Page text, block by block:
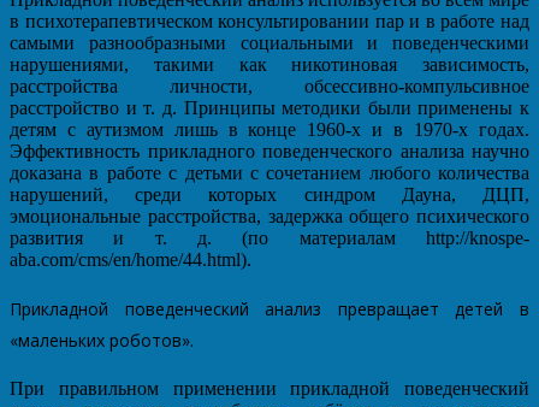
в психотерапевтическом консультировании пар и в работе над
самыми разнообразными социальными и поведенческими
нарушениями, такими как никотиновая зависимость,
расстройства личности, обсессивно-компульсивное
расстройство и т. д. Принципы методики были применены к
детям с аутизмом лишь в конце 1960-х и в 1970-х годах.
Эффективность прикладного поведенческого анализа научно
доказана в работе с детьми с сочетанием любого количества
нарушений, среди которых синдром Дауна, ДЦП,
эмоциональные расстройства, задержка общего психического
развития и т. д. (по материалам http://knospe-
aba.com/cms/en/home/44.html).
Прикладной поведенческий анализ превращает детей в
«маленьких роботов».
При правильном применении прикладной поведенческий